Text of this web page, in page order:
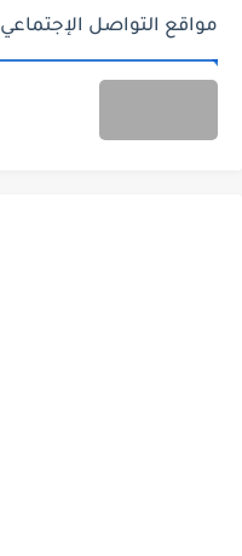
مواقع التواصل الإجتماعي